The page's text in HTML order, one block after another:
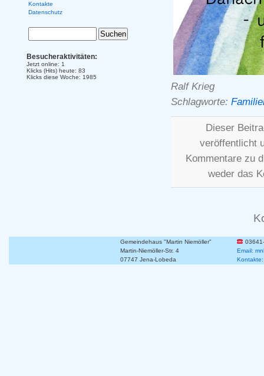
Ralf Krieg
Schlagworte:
Dieser
veröffentlicht
Kommentare zu
weder das
Kontakte
Datenschutz
Besucheraktivitäten:
Jetzt online: 1
Klicks (Hits) heute: 83
Klicks diese Woche: 1985
Gemeindehaus "Martin Niemöller"
Martin-Niemöller-Str. 4
Email:
07747 Jena-Lobeda